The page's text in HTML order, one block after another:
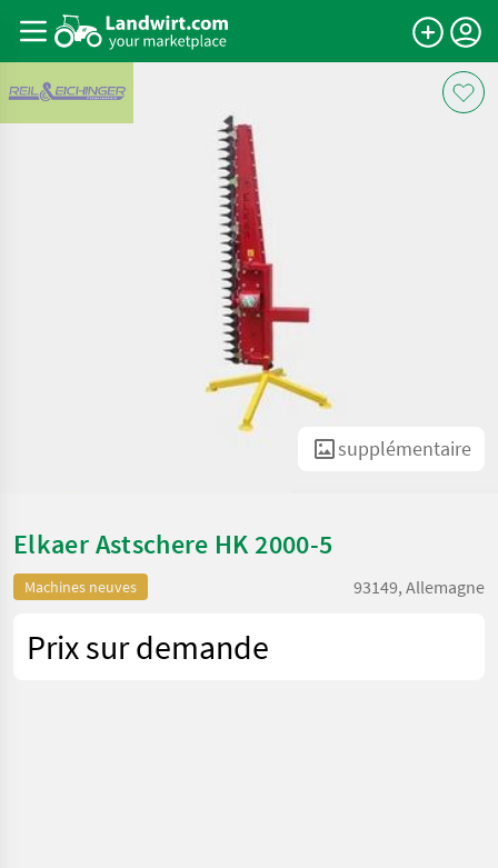
supplémentaire
Elkaer Astschere HK 2000-5
Machines neuves 93149, Allemagne
Prix sur demande